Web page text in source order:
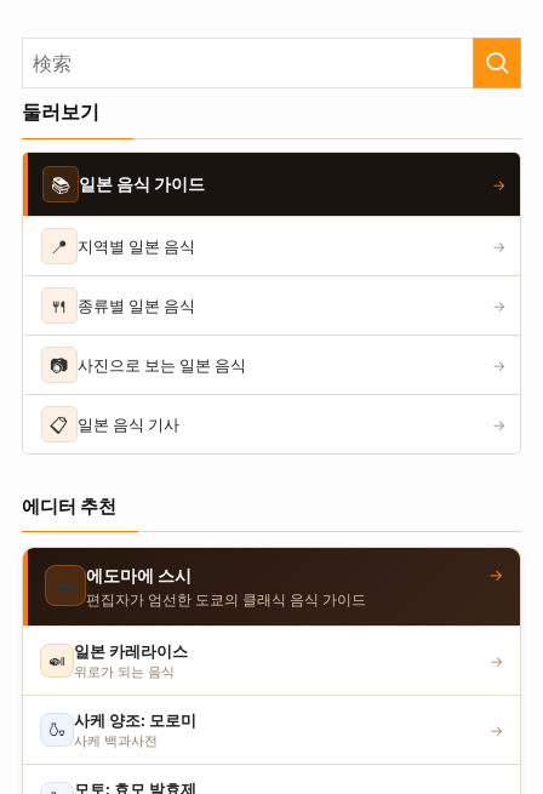
둘러보기
📚 일본 음식 가이드 →
📍 지역별 일본 음식 →
🍴 종류별 일본 음식 →
📷 사진으로 보는 일본 음식 →
📋 일본 음식 기사 →
에디터 추천
🍣 에도마에 스시
편집자가 엄선한 도쿄의 클래식 음식 가이드
→
🍛 일본 카레라이스
위로가 되는 음식
→
🍶 사케 양조: 모로미
사케 백과사전
→
모토: 효모 발효제